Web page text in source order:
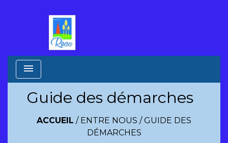
menu
Guide des démarches
ACCUEIL / ENTRE NOUS /GUIDE DES
DÉMARCHES